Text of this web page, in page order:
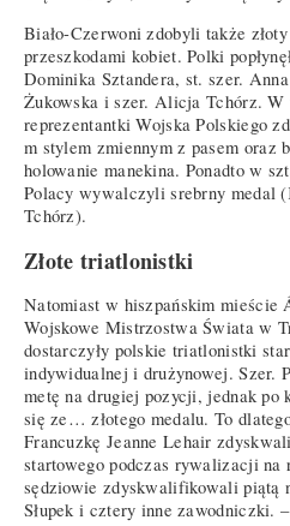
Biało-Czerwoni zdobyli także
przeszkodami kobiet. Polki
Dominika Sztandera, st. szer.
Żukowska i szer. Alicja Tchórz. W
reprezentantki Wojska Polskiego
m stylem zmiennym z pasem oraz
holowanie manekina. Ponadto w
Polacy wywalczyli srebrny medal
Tchórz).
Złote triatlonistki
Natomiast w hiszpańskim mieście
Wojskowe Mistrzostwa Świata w
dostarczyły polskie triatlonistki
indywidualnej i drużynowej. Szer.
metę na drugiej pozycji, jednak po
się ze… złotego medalu. To
Francuzkę Jeanne Lehair
startowego podczas rywalizacji na
sędziowie zdyskwalifikowali piątą
Słupek i cztery inne zawodniczki.